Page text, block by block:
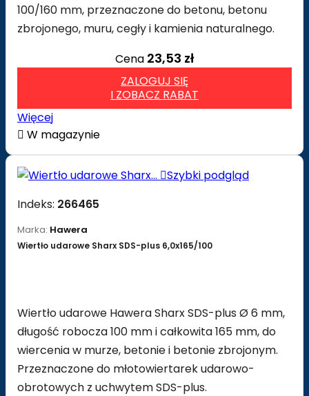
100/160 mm, przeznaczone do betonu, betonu
zbrojonego, muru, cegły i kamienia naturalnego.
Cena 23,53 zł
ZALOGUJ SIĘ
I ZOBACZ RABAT
Więcej
 W magazynie
Szybki podgląd
Indeks: 266465
Marka: Hawera
Wiertło udarowe Sharx SDS-plus 6,0x165/100
Wiertło udarowe Hawera Sharx SDS-plus Ø 6 mm,
długość robocza 100 mm i całkowita 165 mm, do
wiercenia w murze, betonie i betonie zbrojonym.
Przeznaczone do młotowiertarek udarowo-
obrotowych z uchwytem SDS-plus.